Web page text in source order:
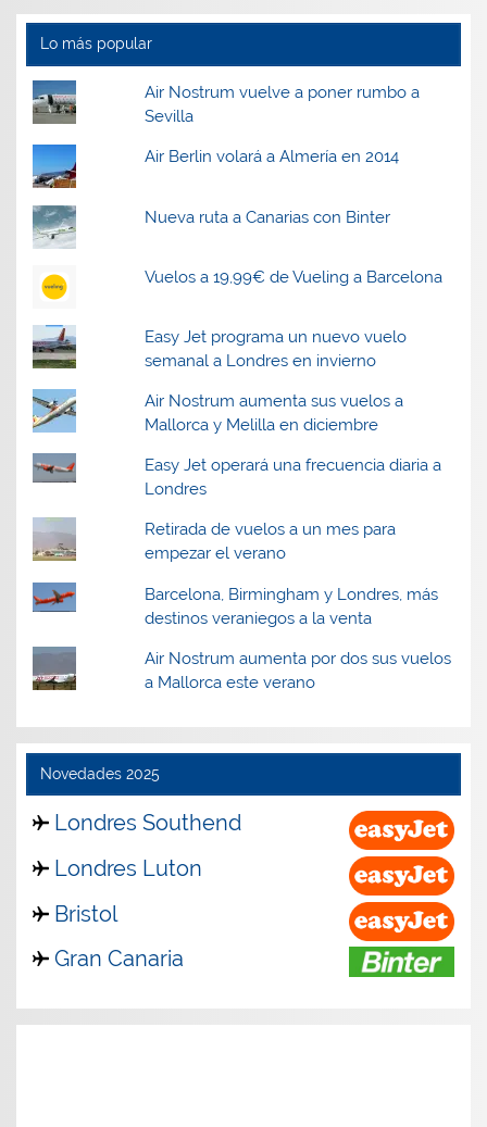
Lo más popular
Air Nostrum vuelve a poner rumbo a
Sevilla
Air Berlin volará a Almería en 2014
Nueva ruta a Canarias con Binter
Vuelos a 19,99€ de Vueling a Barcelona
Easy Jet programa un nuevo vuelo
semanal a Londres en invierno
Air Nostrum aumenta sus vuelos a
Mallorca y Melilla en diciembre
Easy Jet operará una frecuencia diaria a
Londres
Retirada de vuelos a un mes para
empezar el verano
Barcelona, Birmingham y Londres, más
destinos veraniegos a la venta
Air Nostrum aumenta por dos sus vuelos
a Mallorca este verano
Novedades 2025
Londres Southend
Londres Luton
Bristol
Gran Canaria